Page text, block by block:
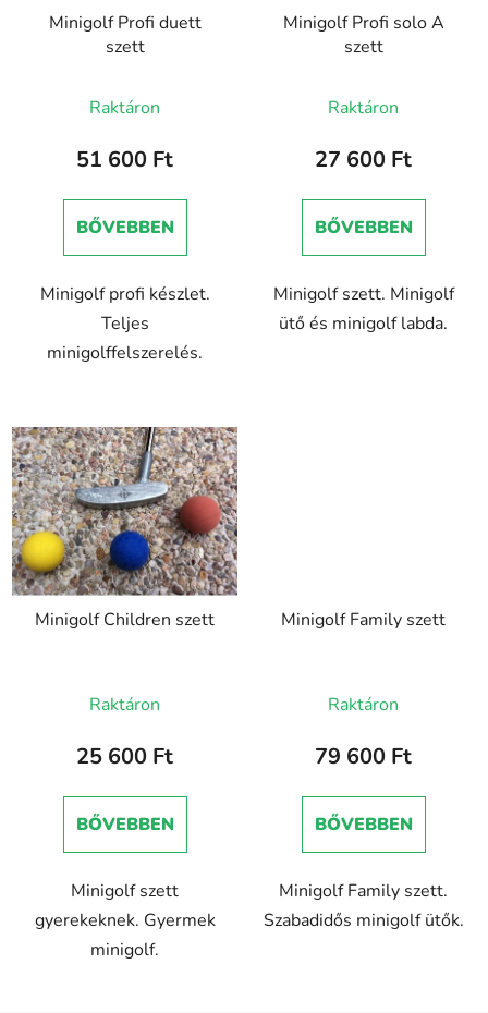
Minigolf Profi duett
szett
Raktáron
51 600 Ft
BŐVEBBEN
Minigolf profi készlet.
Teljes
minigolffelszerelés.
Minigolf Profi solo A
szett
termék
átlagos
5-
ből
csillag.
Raktáron
27 600 Ft
BŐVEBBEN
Minigolf szett. Minigolf
ütő és minigolf labda.
Minigolf Children szett
Raktáron
25 600 Ft
BŐVEBBEN
Minigolf szett
gyerekeknek. Gyermek
minigolf.
Minigolf Family szett
Raktáron
79 600 Ft
BŐVEBBEN
Minigolf Family szett.
Szabadidős minigolf ütők.